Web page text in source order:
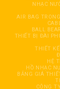
NHẠC
AIR BAG
BALL
THIẾT BỊ ĐÀI
THIẾT
HỆ
HỒ NHẠC
BẢNG GIÁ
CÔNG